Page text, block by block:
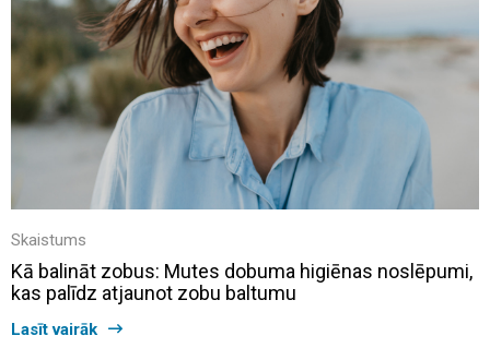
Skaistums
Kā balināt zobus: Mutes dobuma higiēnas noslēpumi,
kas palīdz atjaunot zobu baltumu
Lasīt vairāk